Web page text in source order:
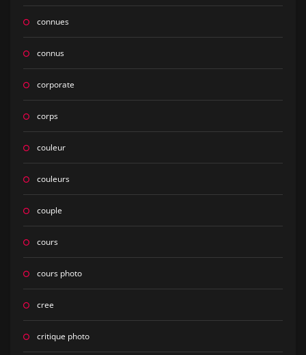
connues
connus
corporate
corps
couleur
couleurs
couple
cours
cours photo
cree
critique photo